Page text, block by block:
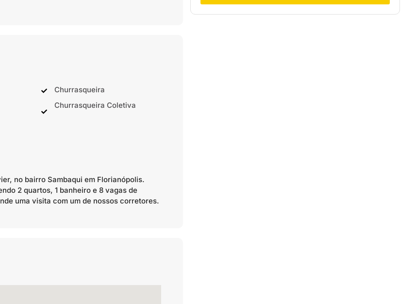
Churrasqueira
Churrasqueira Coletiva
no bairro Sambaqui em Florianópolis.
2 quartos, 1 banheiro e 8 vagas de
uma visita com um de nossos corretores.